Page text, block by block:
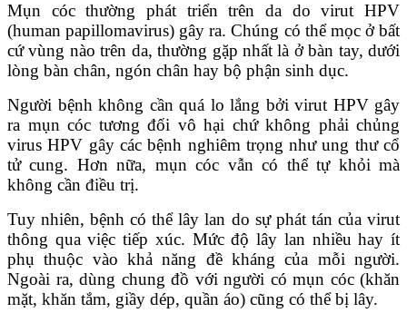
Mụn cóc thường phát triển trên da do virut HPV
(human papillomavirus) gây ra. Chúng có thể mọc ở bất
cứ vùng nào trên da, thường gặp nhất là ở bàn tay, dưới
lòng bàn chân, ngón chân hay bộ phận sinh dục.
Người bệnh không cần quá lo lắng bởi virut HPV gây
ra mụn cóc tương đối vô hại chứ không phải chủng
virus HPV gây các bệnh nghiêm trọng như ung thư cổ
tử cung. Hơn nữa, mụn cóc vẫn có thể tự khỏi mà
không cần điều trị.
Tuy nhiên, bệnh có thể lây lan do sự phát tán của virut
thông qua việc tiếp xúc. Mức độ lây lan nhiều hay ít
phụ thuộc vào khả năng đề kháng của mỗi người.
Ngoài ra, dùng chung đồ với người có mụn cóc (khăn
mặt, khăn tắm, giầy dép, quần áo) cũng có thể bị lây.